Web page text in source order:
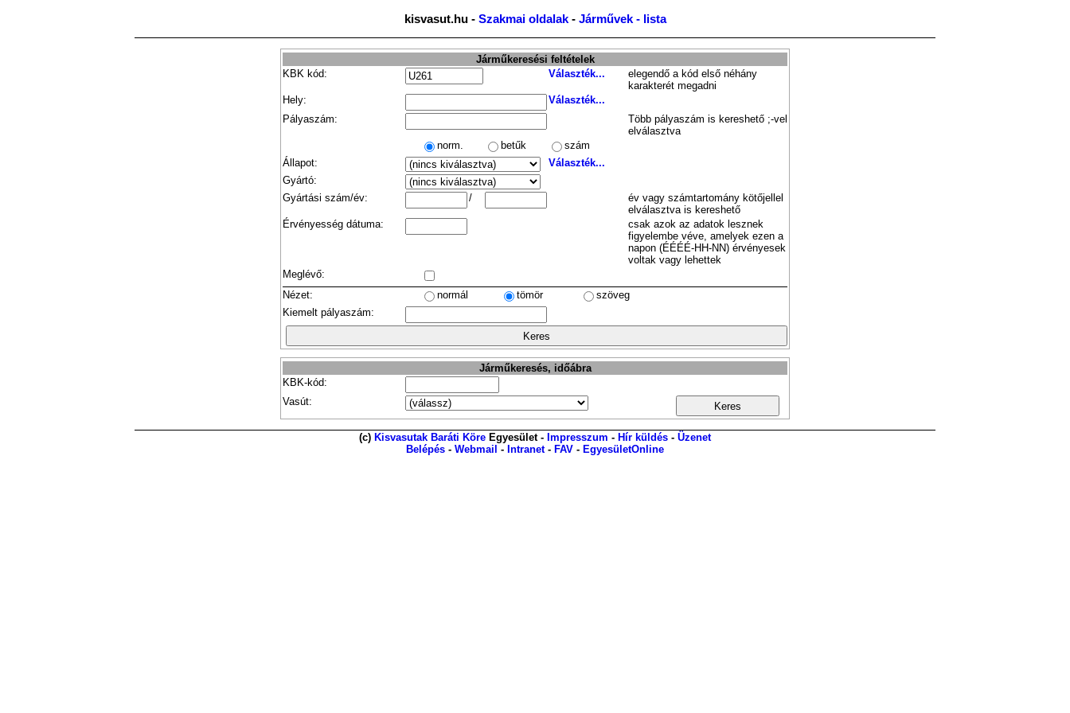
kisvasut.hu - Szakmai oldalak- Járművek - lista
Járműkeresési feltételek
KBK kód:
Választék...
elegendő a kód első néhány
karakterét megadni
Hely:
Választék...
Pályaszám:
Több pályaszám is kereshető ;-vel
elválasztva
norm.
betűk
szám
Állapot:
Választék...
Gyártó:
Gyártási szám/év:
/
év vagy számtartomány kötőjellel
elválasztva is kereshető
Érvényesség dátuma:
csak azok az adatok lesznek
figyelembe véve, amelyek ezen a
napon (ÉÉÉÉ-HH-NN) érvényesek
voltak vagy lehettek
Meglévő:
Nézet:
normál tömör
szöveg
Kiemelt pályaszám:
Járműkeresés, időábra
KBK-kód:
Vasút:
(c) Kisvasutak Baráti Köre Egyesület - Impresszum - Hír küldés - Üzenet
Belépés - Webmail - Intranet- FAV - EgyesületOnline